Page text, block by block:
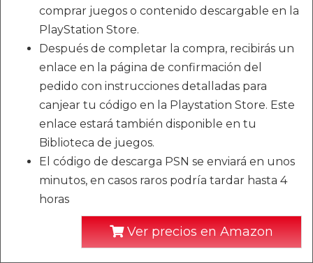
comprar juegos o contenido descargable en la
PlayStation Store.
Después de completar la compra, recibirás un
enlace en la página de confirmación del
pedido con instrucciones detalladas para
canjear tu código en la Playstation Store. Este
enlace estará también disponible en tu
Biblioteca de juegos.
El código de descarga PSN se enviará en unos
minutos, en casos raros podría tardar hasta 4
horas
Ver precios en Amazon